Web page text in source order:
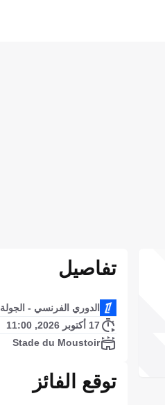
تفاصيل
الدوري الفرنسي - الجولة 7
17 أكتوبر 2026, 11:00
Stade du Moustoir
توقع الفائز